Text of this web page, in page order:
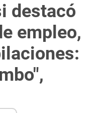
destacó
empleo,